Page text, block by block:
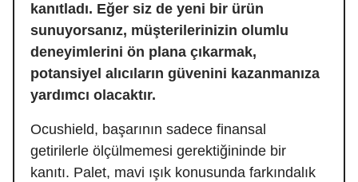
kanıtladı. Eğer siz de yeni bir ürün
sunuyorsanız, müşterilerinizin olumlu
deneyimlerini ön plana çıkarmak,
potansiyel alıcıların güvenini kazanmanıza
yardımcı olacaktır.
Ocushield, başarının sadece finansal
getirilerle ölçülmemesi gerektiğininde bir
kanıtı. Palet, mavi ışık konusunda farkındalık